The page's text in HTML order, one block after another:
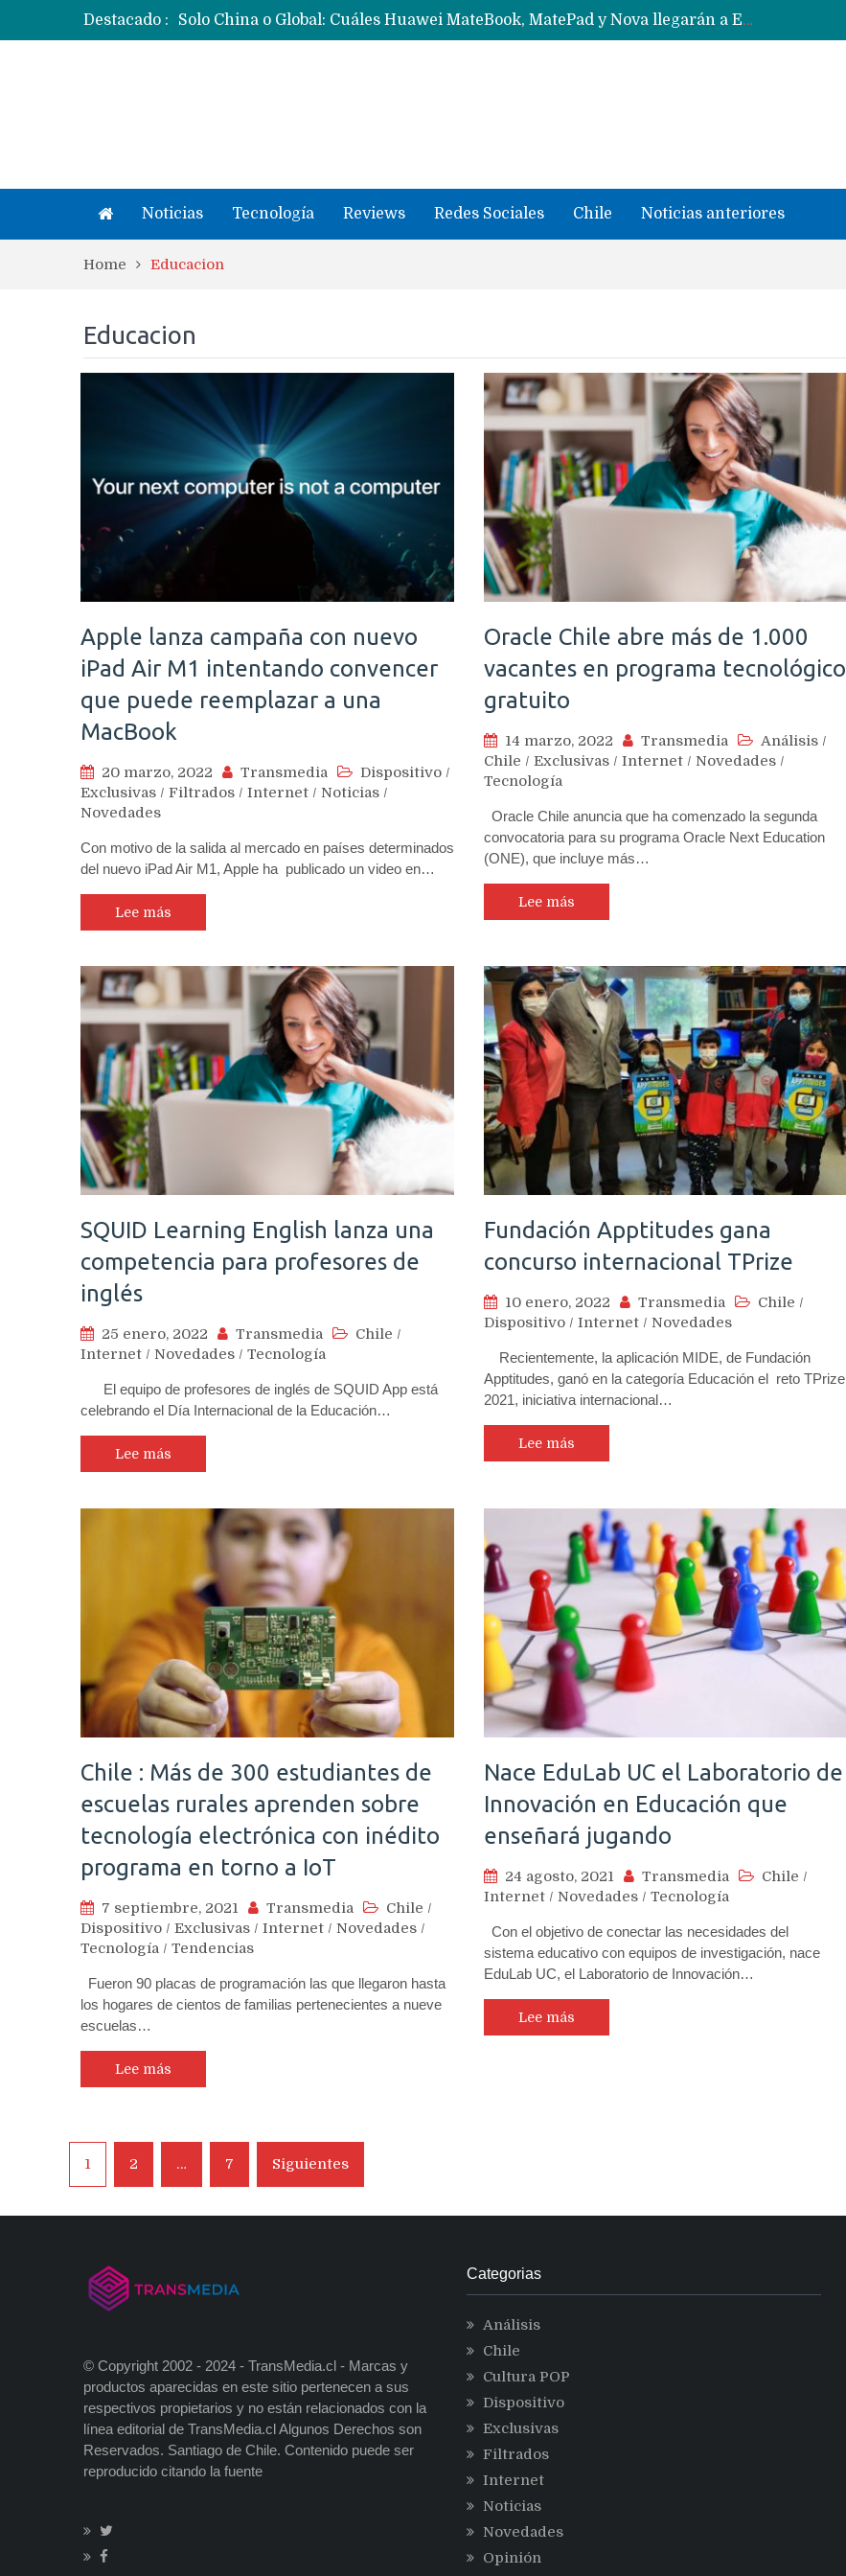
Destacado :
Solo China o Global: Cuáles Huawei MateBook, MatePad y Nova llegarán a Europa y LATAM?
Data Centers de Huawei en Chile, México, Brasil,Perú y Argentina podrían verse afectados por arremetida de EE.UU
Noticias Tecnología Reviews Redes Sociales Chile Noticias anteriores
Home Educacion
Educacion
Apple lanza campaña con nuevo
iPad Air M1 intentando convencer
que puede reemplazar a una
MacBook
20 marzo, 2022 Transmedia Dispositivo /
Exclusivas / Filtrados / Internet / Noticias /
Novedades
Con motivo de la salida al mercado en países determinados
del nuevo iPad Air M1, Apple ha publicado un video en…
Lee más
Oracle Chile abre más de 1.000
vacantes en programa tecnológico
gratuito
14 marzo, 2022 Transmedia Análisis /
Chile / Exclusivas / Internet / Novedades /
Tecnología
Oracle Chile anuncia que ha comenzado la segunda
convocatoria para su programa Oracle Next Education
(ONE), que incluye más…
Lee más
SQUID Learning English lanza una
competencia para profesores de
inglés
25 enero, 2022 Transmedia Chile /
Internet / Novedades / Tecnología
El equipo de profesores de inglés de SQUID App está
celebrando el Día Internacional de la Educación…
Lee más
Fundación Apptitudes gana
concurso internacional TPrize
10 enero, 2022 Transmedia Chile /
Dispositivo / Internet / Novedades
Recientemente, la aplicación MIDE, de Fundación
Apptitudes, ganó en la categoría Educación el reto TPrize
2021, iniciativa internacional…
Lee más
Chile : Más de 300 estudiantes de
escuelas rurales aprenden sobre
tecnología electrónica con inédito
programa en torno a IoT
7 septiembre, 2021 Transmedia Chile /
Dispositivo / Exclusivas / Internet / Novedades /
Tecnología / Tendencias
Fueron 90 placas de programación las que llegaron hasta
los hogares de cientos de familias pertenecientes a nueve
escuelas…
Lee más
Nace EduLab UC el Laboratorio de
Innovación en Educación que
enseñará jugando
24 agosto, 2021 Transmedia Chile /
Internet / Novedades / Tecnología
Con el objetivo de conectar las necesidades del
sistema educativo con equipos de investigación, nace
EduLab UC, el Laboratorio de Innovación…
Lee más
Navegación
de
entradas
1 2 … 7 Siguientes
© Copyright 2002 - 2024 - TransMedia.cl - Marcas y
productos aparecidas en este sitio pertenecen a sus
respectivos propietarios y no están relacionados con la
línea editorial de TransMedia.cl Algunos Derechos son
Reservados. Santiago de Chile. Contenido puede ser
reproducido citando la fuente
Categorias
Análisis
Chile
Cultura POP
Dispositivo
Exclusivas
Filtrados
Internet
Noticias
Novedades
Opinión